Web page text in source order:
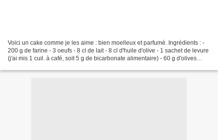
Voici un cake comme je les aime : bien moelleux et parfumé. Ingrédients : -
200 g de farine - 3 oeufs - 8 cl de lait - 8 cl d'huile d'olive - 1 sachet de levure
(j'ai mis 1 cuil. à café, soit 5 g de bicarbonate alimentaire) - 60 g d'olives